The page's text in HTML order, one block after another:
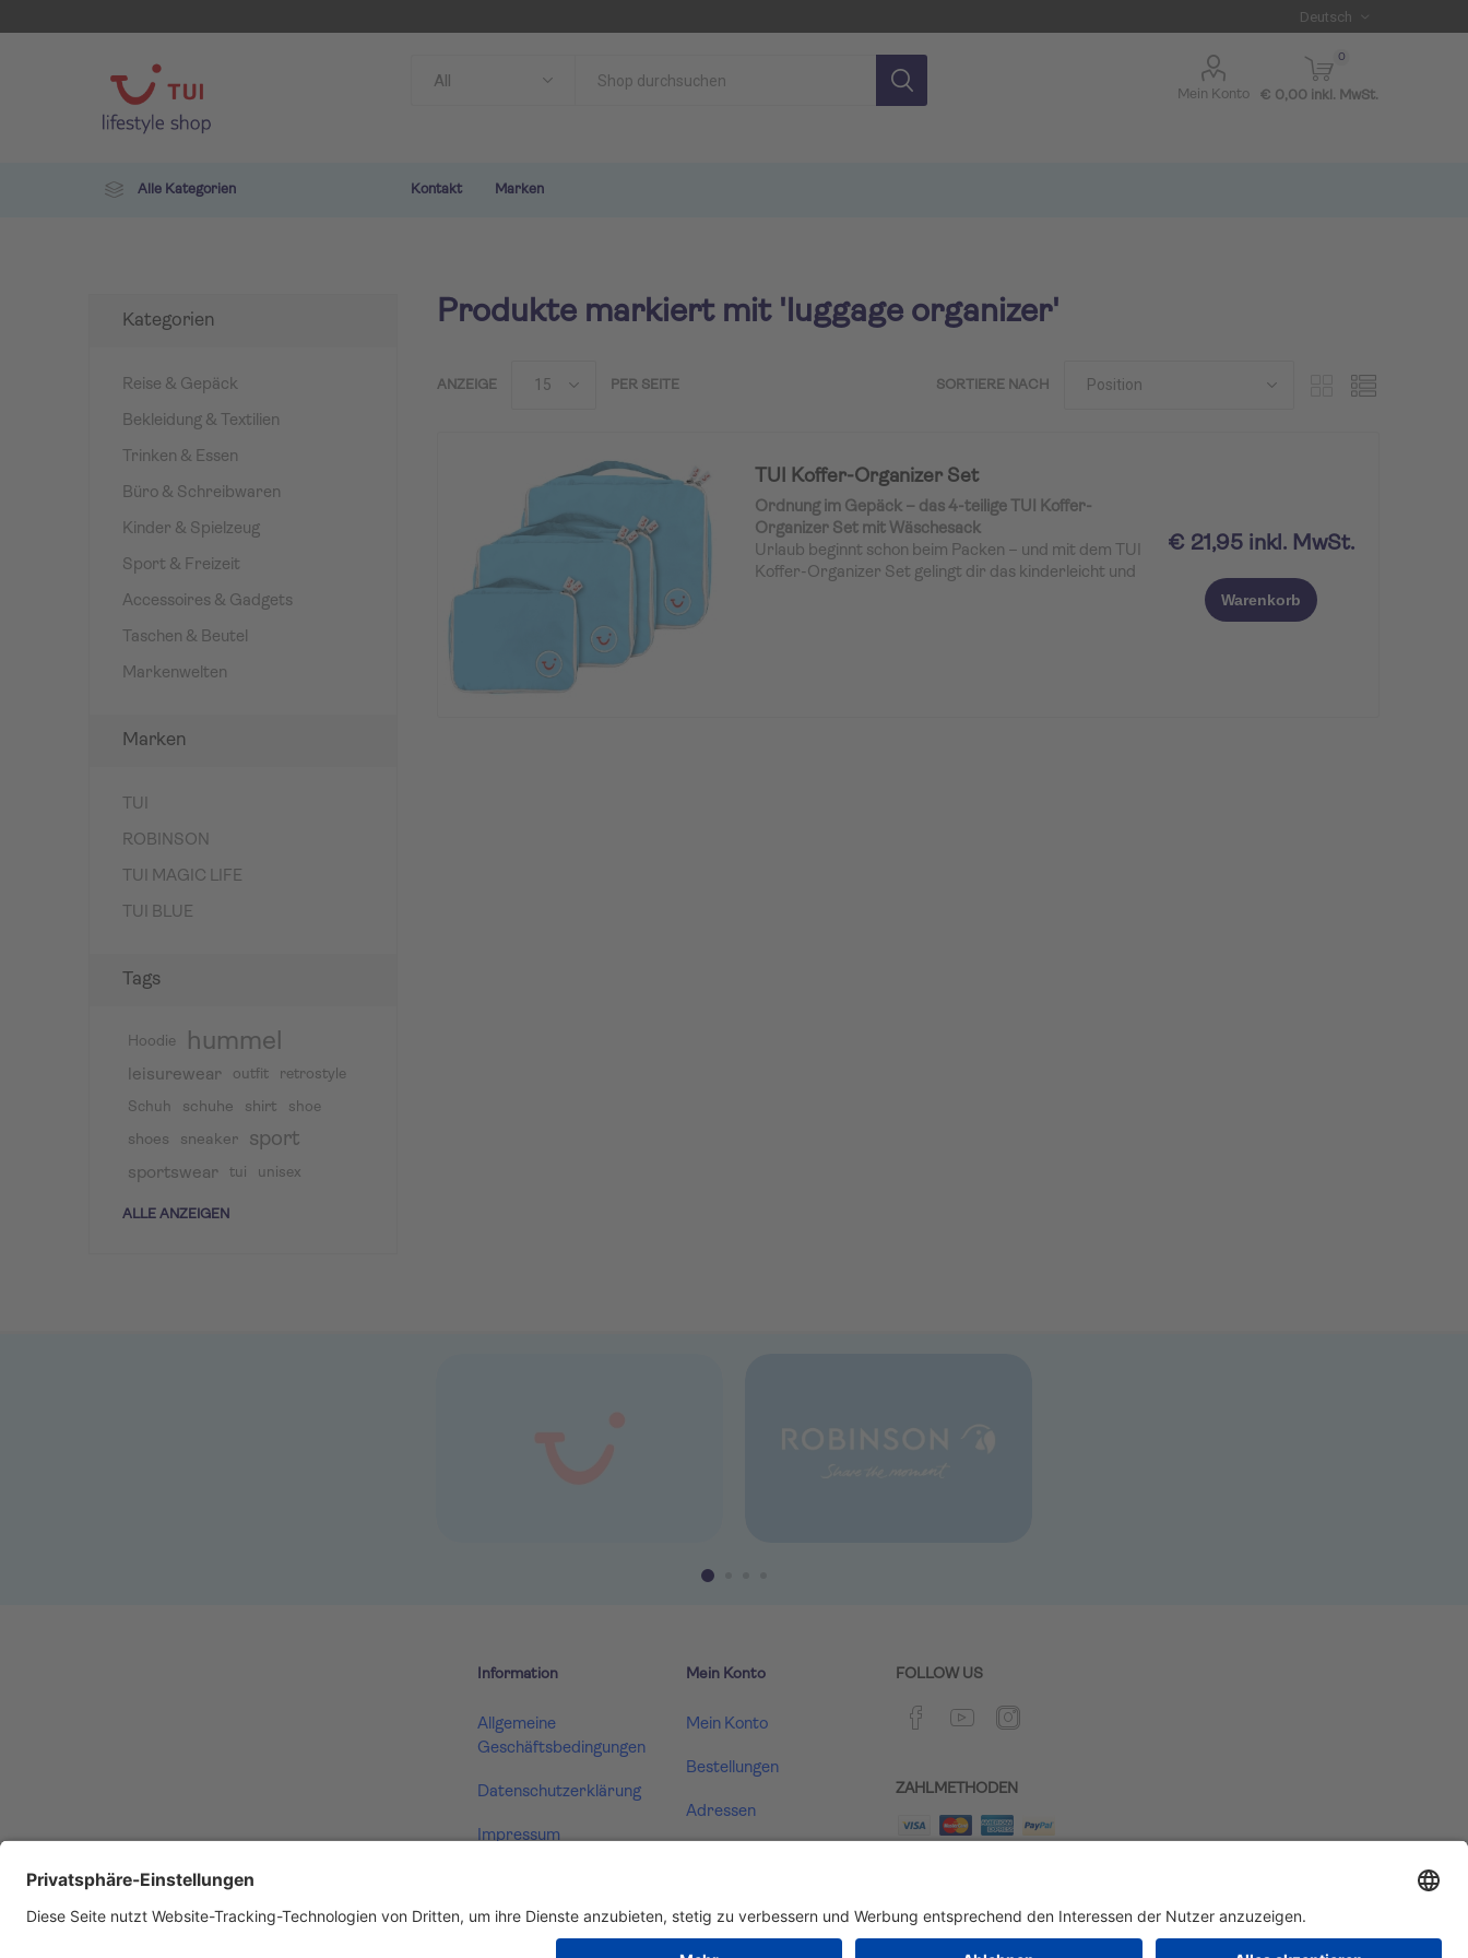
Mein Konto
0
€ 0,00 inkl. MwSt.
Alle Kategorien Kontakt Marken
Produkte markiert mit 'luggage organizer'
SORTIERE NACH
ANZEIGE PER SEITE
TUI Koffer-Organizer Set
Ordnung im Gepäck – das 4-teilige TUI Koffer-
Organizer Set mit Wäschesack
Urlaub beginnt schon beim Packen – und mit dem TUI
Koffer-Organizer Set gelingt dir das kinderleicht und
€ 21,95 inkl. MwSt.
Warenkorb
Kategorien
Reise & Gepäck
Bekleidung & Textilien
Trinken & Essen
Büro & Schreibwaren
Kinder & Spielzeug
Sport & Freizeit
Accessoires & Gadgets
Taschen & Beutel
Markenwelten
Marken
TUI
ROBINSON
TUI MAGIC LIFE
TUI BLUE
Tags
Hoodie hummel
leisurewear outfit retrostyle
Schuh schuhe shirt shoe
shoes sneaker sport
sportswear tui unisex
ALLE ANZEIGEN
Information
Allgemeine
Geschäftsbedingungen
Datenschutzerklärung
Impressum
Mein Konto
Mein Konto
Bestellungen
Adressen
FOLLOW US
ZAHLMETHODEN